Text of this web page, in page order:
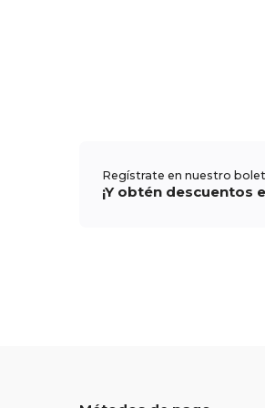
Regístrate en nuestro
¡Y obtén descuentos